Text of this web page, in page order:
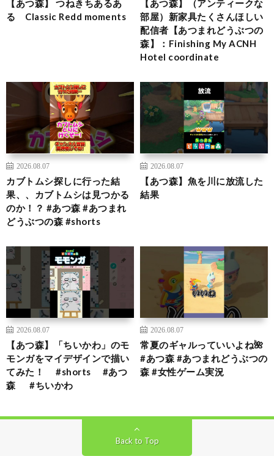
【あつ森】 つねきちあるあ
る Classic Redd moments
【あつ森】（アンティークな
部屋）新家具たくさんほしい
配信者【あつまれどうぶつの
森】：Finishing My ACNH
Hotel coordinate
2026.08.07
カブトムシ探しに行った結
果、、カブトムシは見つかる
のか！？ #あつ森 #あつまれ
どうぶつの森 #shorts
2026.08.07
【あつ森】魚を川に放流した
結果
2026.08.07
【あつ森】「ちいかわ」のモ
モンガをマイデザインで描い
てみた！ #shorts #あつ
森 #ちいかわ
2026.08.07
常夏のギャルっていいよね🌺
#あつ森 #あつまれどうぶつの
森 #女性ゲーム実況
Back to Top